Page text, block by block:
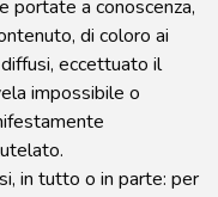
portate a conoscenza,
di coloro ai
eccettuato il
impossibile o
in tutto o in parte: per